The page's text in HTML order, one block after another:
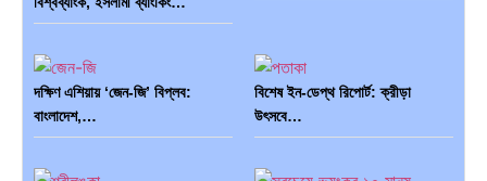
দক্ষিণ এশিয়ায় ‘জেন-জি’ বিপ্লব:
বাংলাদেশ,…
বিশেষ ইন-ডেপ্থ রিপোর্ট: ক্রীড়া
উৎসবে…